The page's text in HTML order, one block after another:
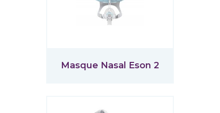
Masque Nasal Eson 2